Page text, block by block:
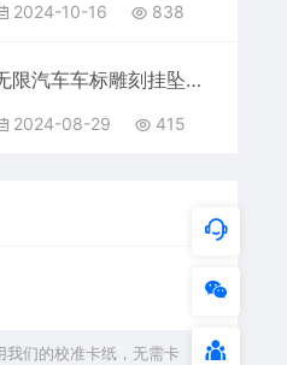
2024-10-16 838
无限汽车车标雕刻挂坠项链AI8.0格式激光打标文件通用矢量图
2024-08-29 415
我们的校准卡纸，无需卡